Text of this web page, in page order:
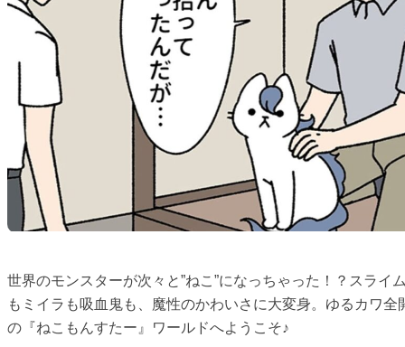
世界のモンスターが次々と”ねこ”になっちゃった！？スライ
もミイラも吸血鬼も、魔性のかわいさに大変身。ゆるカワ全
の『ねこもんすたー』ワールドへようこそ♪